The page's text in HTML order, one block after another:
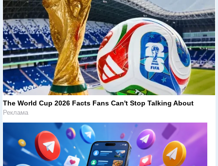
The World Cup 2026 Facts Fans Can't Stop Talking About
Реклама